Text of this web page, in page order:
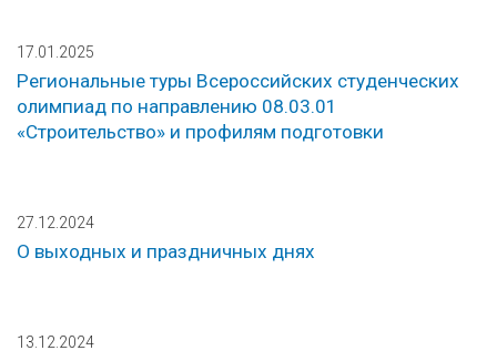
17.01.2025
Региональные туры Всероссийских студенческих
олимпиад по направлению 08.03.01
«Строительство» и профилям подготовки
27.12.2024
О выходных и праздничных днях
13.12.2024